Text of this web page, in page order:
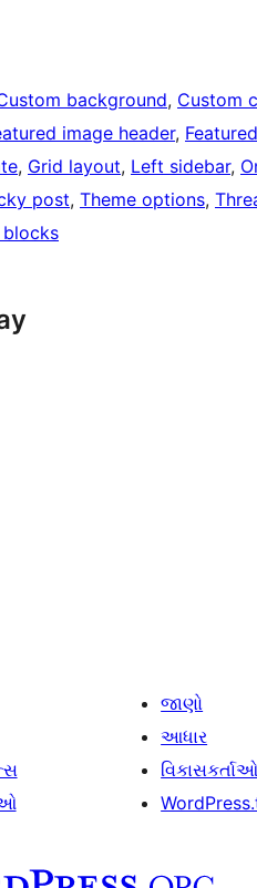
background, Custom
image header,
, Grid layout, Left sidebar,
post, Theme options,
જાણો
આધાર
વિકાસકર્તાઓ